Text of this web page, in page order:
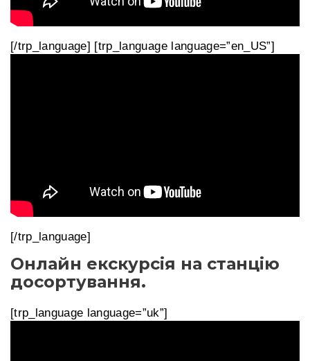
[/trp_language] [trp_language language=”en_US”]
[/trp_language]
Онлайн екскурсія на станцію
досортування.
[trp_language language=”uk”]